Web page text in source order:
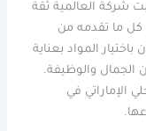
شركة العالمية ثقة
كل ما تقدمه من
المواد بعناية
الجمال والوظيفة.
الإماراتي في